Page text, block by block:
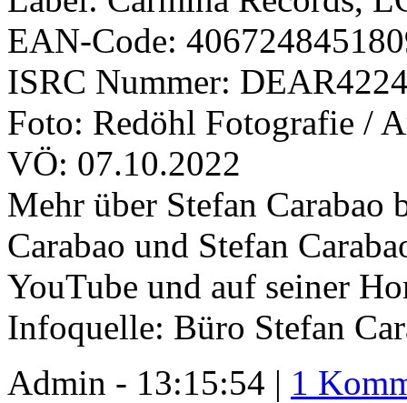
EAN-Code:
ISRC Nummer:
Foto: Redöhl Fotografie /
VÖ: 07.10.2022
Mehr über Stefan Carabao
Carabao und Stefan
YouTube und auf seiner
Infoquelle: Büro Stefan
Admin - 13:15:54 | 1